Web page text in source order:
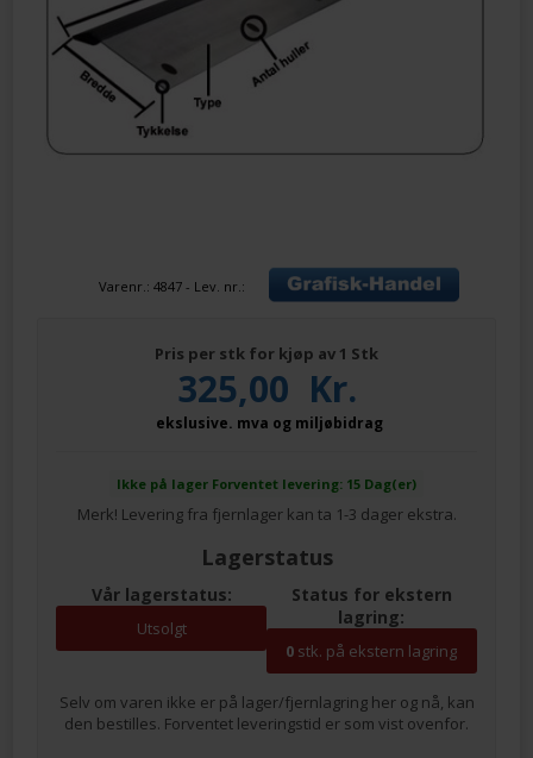
Varenr.: 4847- Lev. nr.:
Pris per stk for kjøp av 1 Stk
325,00 Kr.
ekslusive. mva og miljøbidrag
Ikke på lager Forventet levering: 15 Dag(er)
Merk! Levering fra fjernlager kan ta 1-3 dager ekstra.
Lagerstatus
Vår lagerstatus:
Utsolgt
Status for ekstern
lagring:
0 stk. på ekstern lagring
Selv om varen ikke er på lager/fjernlagring her og nå, kan
den bestilles. Forventet leveringstid er som vist ovenfor.